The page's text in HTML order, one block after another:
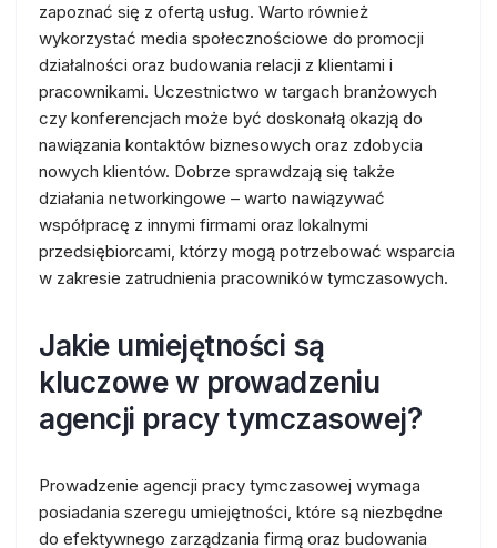
zapoznać się z ofertą usług. Warto również
wykorzystać media społecznościowe do promocji
działalności oraz budowania relacji z klientami i
pracownikami. Uczestnictwo w targach branżowych
czy konferencjach może być doskonałą okazją do
nawiązania kontaktów biznesowych oraz zdobycia
nowych klientów. Dobrze sprawdzają się także
działania networkingowe – warto nawiązywać
współpracę z innymi firmami oraz lokalnymi
przedsiębiorcami, którzy mogą potrzebować wsparcia
w zakresie zatrudnienia pracowników tymczasowych.
Jakie umiejętności są
kluczowe w prowadzeniu
agencji pracy tymczasowej?
Prowadzenie agencji pracy tymczasowej wymaga
posiadania szeregu umiejętności, które są niezbędne
do efektywnego zarządzania firmą oraz budowania